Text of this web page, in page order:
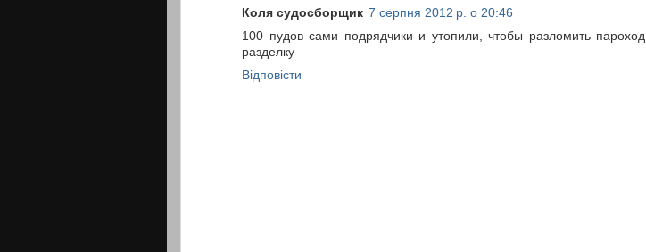
Коля судосборщик 7 серпня 2012 р. о 20:46
100 пудов сами подрядчики и утопили, чтобы разломить
разделку
Відповісти